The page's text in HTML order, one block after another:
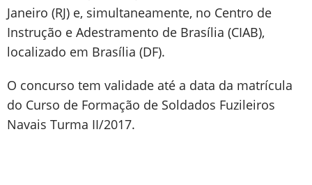
Janeiro (RJ) e, simultaneamente, no Centro de
Instrução e Adestramento de Brasília (CIAB),
localizado em Brasília (DF).
O concurso tem validade até a data da matrícula
do Curso de Formação de Soldados Fuzileiros
Navais Turma II/2017.